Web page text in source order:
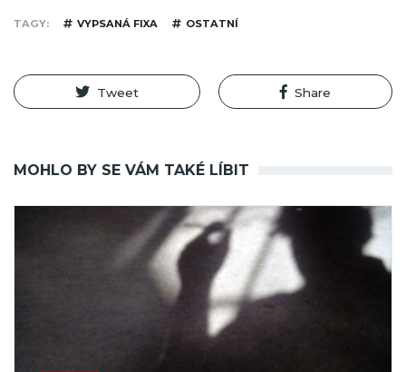
TAGY VYPSANÁ FIXA OSTATNÍ
Tweet Share
MOHLO BY SE VÁM TAKÉ LÍBIT